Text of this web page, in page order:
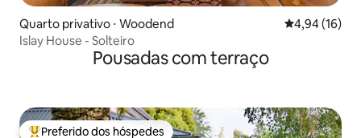
Quarto privativo ⋅ Woodend 4,94 de uma
4,94 (16)
Islay House - Solteiro
Pousadas com terraço
Preferido dos hóspedes